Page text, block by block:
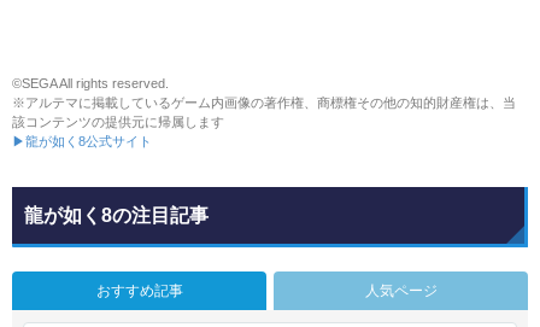
©SEGA All rights reserved.
※アルテマに掲載しているゲーム内画像の著作権、商標権その他の知的財産権は、当
該コンテンツの提供元に帰属します
▶龍が如く8公式サイト
龍が如く8の注目記事
おすすめ記事 人気ページ